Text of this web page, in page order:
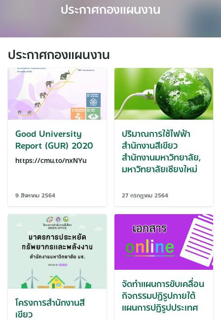
ประกาศกองแผนงาน
ประกาศกองแผนงาน
Good University
Report (GUR) 2020
https://cmu.to/nxNYu
9 สิงหาคม 2564
ปริมาณการใช้ไฟฟ้า
สำนักงานสีเขียว
สำนักงานมหาวิทยาลัย,
มหาวิทยาลัยเชียงใหม่
27 กรกฎาคม 2564
โครงการสำนักงานสี
เขียว
จัดทำแผนการขับเคลื่อน
กิจกรรมปฏิรูปภายใต้
แผนการปฏิรูปประเทศ